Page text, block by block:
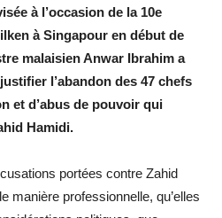
à l’occasion de la 10e
à Singapour en début de
malaisien Anwar Ibrahim a
l’abandon des 47 chefs
et d’abus de pouvoir qui
Hamidi.
portées contre Zahid
manière professionnelle, qu’elles